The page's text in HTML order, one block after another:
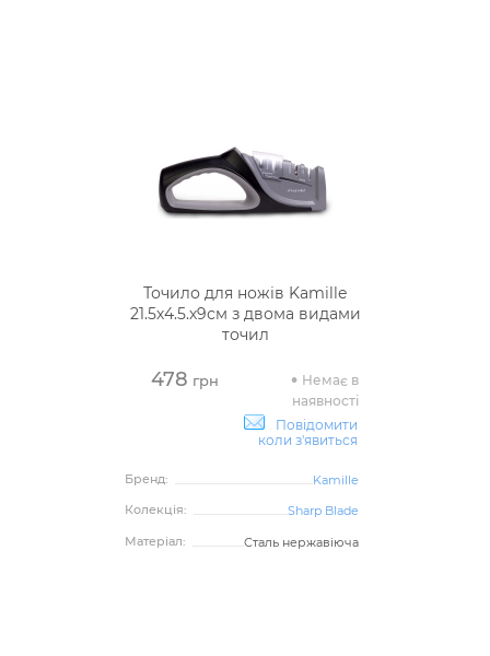
Точило для ножів Kamille
21.5х4.5.х9см з двома видами
точил
478 грн
Немає в
наявності
Повідомити
коли з'явиться
Бренд:
Kamille
Колекція:
Sharp Blade
Матеріал:
Сталь нержавіюча